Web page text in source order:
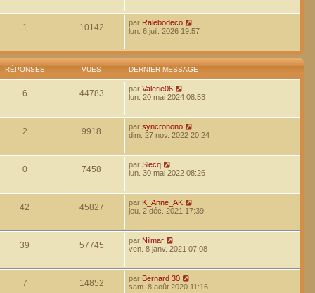
1 10142 par Ralebodeco
lun. 6 juil. 2026 19:57
RÉPONSES VUES DERNIER MESSAGE
6 44783 par Valerie06
lun. 20 mai 2024 08:53
2 9918 par syncronono
dim. 27 nov. 2022 20:24
0 7458 par Slecq
lun. 30 mai 2022 08:26
42 45827 par K_Anne_AK
jeu. 2 déc. 2021 17:39
39 57745 par Nilmar
ven. 8 janv. 2021 07:08
7 14852 par Bernard 30
sam. 8 août 2020 11:16